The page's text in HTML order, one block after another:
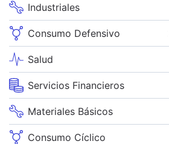
Industriales
Consumo Defensivo
Salud
Servicios Financieros
Materiales Básicos
Consumo Cíclico